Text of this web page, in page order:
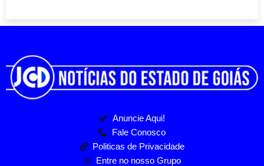
Anuncie Aqui!
Fale Conosco
Politicas de Privacidade
Entre no nosso Grupo